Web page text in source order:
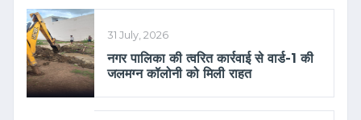
31 July, 2026
नगर पालिका की त्वरित कार्रवाई से वार्ड-1 की
जलमग्न कॉलोनी को मिली राहत